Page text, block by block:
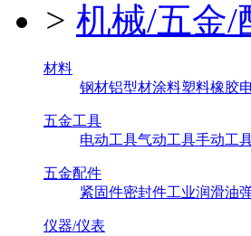
> 机械/五金/
材料
钢材铝型材涂料塑料橡胶
五金工具
电动工具气动工具手动工
五金配件
紧固件密封件工业润滑油
仪器/仪表